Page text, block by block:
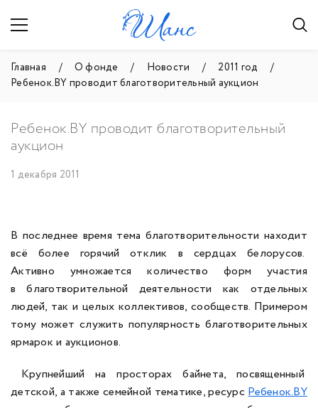
Главная О фонде Новости
2011 год
Ребенок.BY проводит благотворительный аукцион
Ребенок.BY проводит благотворительный
аукцион
1 декабря 2011
В последнее время тема благотворительности находит
всё более горячий отклик в сердцах белорусов.
Активно умножается количество форм участия
в благотворительной деятельности как отдельных
людей, так и целых коллективов, сообществ. Примером
тому может служить популярность благотворительных
ярмарок и аукционов.
Крупнейший на просторах байнета, посвященный
детской, а также семейной тематике, ресурсРебенок.BY